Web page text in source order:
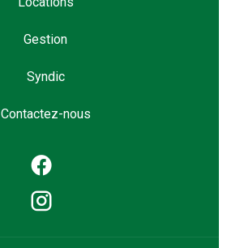
Gestion
Syndic
Contactez-nous